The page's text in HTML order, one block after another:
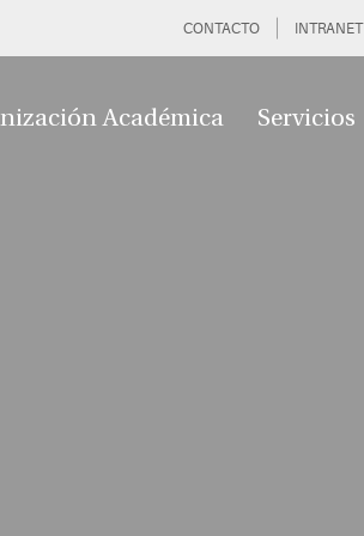
CONTACTO INTRANET
Académica Servicios